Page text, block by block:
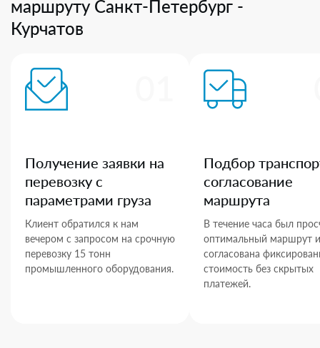
маршруту Санкт-Петербург -
Курчатов
Получение заявки на
перевозку с
параметрами груза
Клиент обратился к нам
вечером с запросом на срочную
перевозку 15 тонн
промышленного оборудования.
Подбор
согласование
маршрута
В течение часа был
оптимальный маршрут и
согласована
стоимость без скрытых
платежей.